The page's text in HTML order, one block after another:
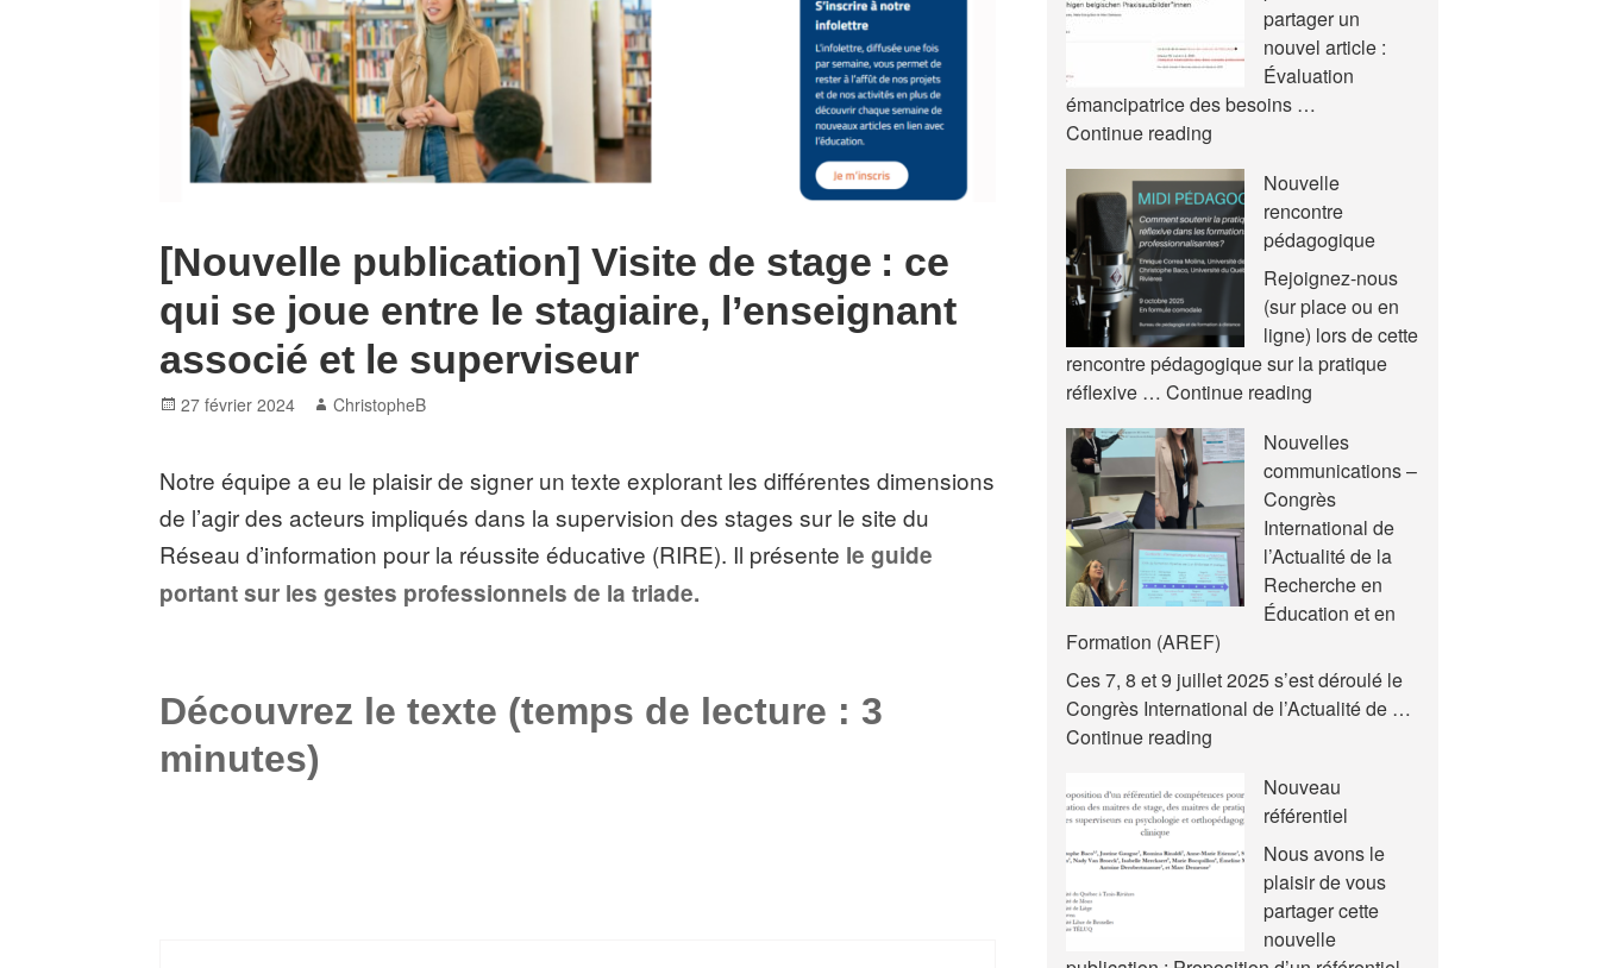
[Nouvelle publication] Visite de stage : ce
qui se joue entre le stagiaire, l’enseignant
associé et le superviseur
Posted
27 février 2024 Author
ChristopheB
Notre équipe a eu le plaisir de signer un texte explorant les différentes dimensions
de l’agir des acteurs impliqués dans la supervision des stages sur le site du
Réseau d’information pour la réussite éducative (RIRE). Il présente le guide
portant sur les gestes professionnels de la triade.
Découvrez le texte (temps de lecture : 3
minutes)
partager un
nouvel article :
Évaluation
émancipatrice des besoins …
Continue reading
Nouvelle
rencontre
pédagogique
Rejoignez-nous
(sur place ou en
ligne) lors de cette
rencontre pédagogique sur la pratique
réflexive …Continue reading
pédagogique
Nouvelles
communications –
Congrès
International de
l’Actualité de la
Recherche en
Éducation et en
Formation (AREF)
Ces 7, 8 et 9 juillet 2025 s’est déroulé le
Congrès International de l’Actualité de …
Continue reading
–
Congrès
International
l’Actualité
Nouveau
référentiel
Nous avons le
plaisir de vous
partager cette
nouvelle